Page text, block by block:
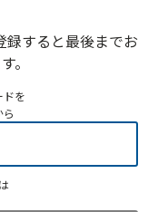
録すると最後までお
。
ドを